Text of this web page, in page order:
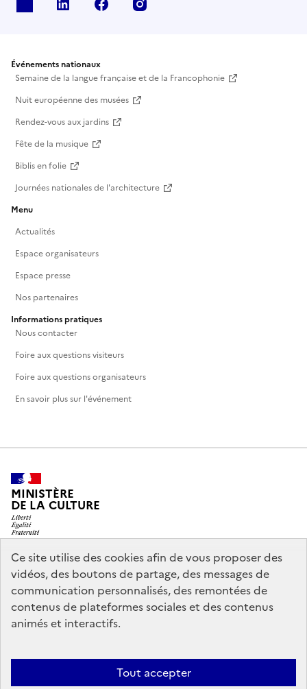
Ce site utilise des cookies afin de vous proposer des
vidéos, des boutons de partage, des messages de
communication personnalisés, des remontées de
contenus de plateformes sociales et des contenus
animés et interactifs.
Tout accepter
Linkedin Facebook
Événements nationaux
Semaine de la langue française et de la Francophonie
Nuit européenne des musées
Rendez-vous aux jardins
Fête de la musique
Biblis en folie
Journées nationales de l'architecture
Menu
Actualités
Espace organisateurs
Espace presse
Nos partenaires
Informations pratiques
Nous contacter
Foire aux questions visiteurs
Foire aux questions organisateurs
En savoir plus sur l'événement
MINISTÈRE
DE LA CULTURE
legifrance.gouv.fr
info.gouv.fr
service-public.gouv.fr
data.gouv.fr
Mentions légales